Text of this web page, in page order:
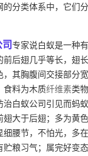
的分类体系中，它们
专家说白蚁是一种
前后翅几乎等长，翅
，其胸腹间交接部分
食料为木质纤维素类
治白蚁公司引见而蚂
翅大于后翅；多为黄
细腰节，不怕光，多
粮习气；属完好变态